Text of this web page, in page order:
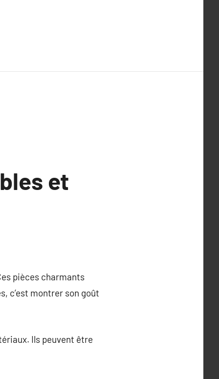
et
pièces charmants
c’est montrer son goût
Ils peuvent être